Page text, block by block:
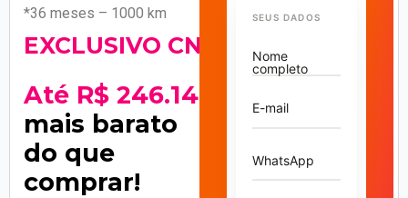
*36 meses – 1000 km
EXCLUSIVO CNPJ!
Até R$ 246.148
mais barato
do que
comprar!
SEUS DADOS
Nome
completo
E-mail
WhatsApp